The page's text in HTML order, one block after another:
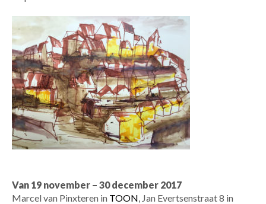
Van 19 november – 30 december 2017
Marcel van Pinxteren in TOON, Jan Evertsenstraat 8 in